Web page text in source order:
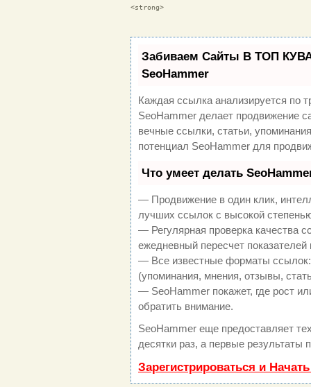
<strong>
Забиваем Сайты В ТОП
SeoHammer
Каждая ссылка анализируется по
SeoHammer делает продвижение
вечные ссылки, статьи,
потенциал SeoHammer для
Что умеет делать
— Продвижение в один клик,
лучших ссылок с высокой
— Регулярная проверка качества
ежедневный пересчет показателей
— Все известные форматы
(упоминания, мнения, отзывы,
— SeoHammer покажет, где рост
обратить внимание.
SeoHammer еще предоставляет
десятки раз, а первые результаты
Зарегистрироваться и